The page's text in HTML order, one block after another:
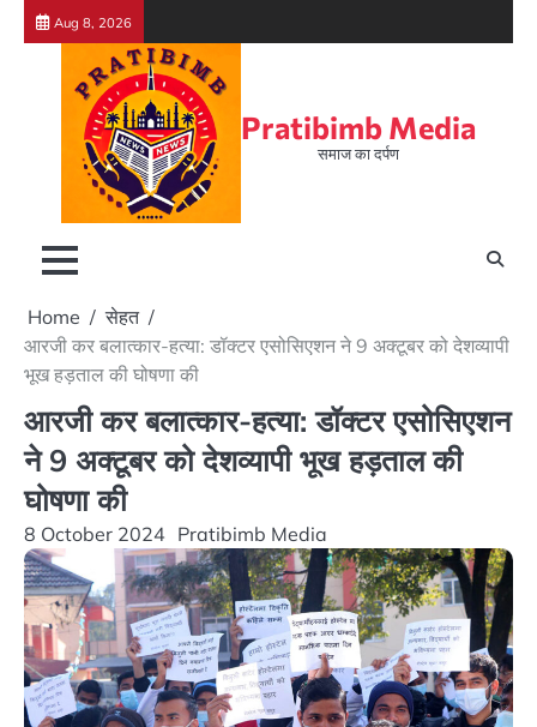
Skip
Aug 8, 2026
Pratibimb Media
समाज का दर्पण
Home
सेहत
आरजी कर बलात्कार-हत्या: डॉक्टर एसोसिएशन ने 9 अक्टूबर को देशव्यापी
भूख हड़ताल की घोषणा की
आरजी कर बलात्कार-हत्या: डॉक्टर एसोसिएशन
ने 9 अक्टूबर को देशव्यापी भूख हड़ताल की
घोषणा की
8 October 2024 Pratibimb Media